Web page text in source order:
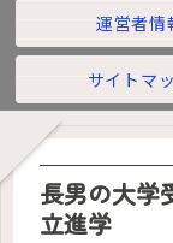
運営者情
サイトマ
長男の大学
立進学